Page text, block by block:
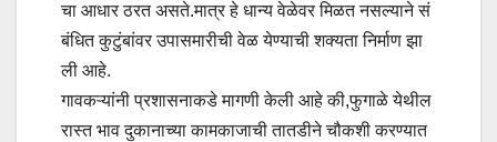
चा आधार ठरत असते.मात्र हे धान्य वेळेवर मिळत नसल्याने सं
बंधित कुटुंबांवर उपासमारीची वेळ येण्याची शक्यता निर्माण झा
ली आहे.
गावकऱ्यांनी प्रशासनाकडे मागणी केली आहे की,फुगाळे येथील
रास्त भाव दुकानाच्या कामकाजाची तातडीने चौकशी करण्यात